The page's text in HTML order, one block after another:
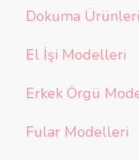
Dokuma Ürünleri
El İşi Modelleri
Erkek Örgü
Fular Modelleri